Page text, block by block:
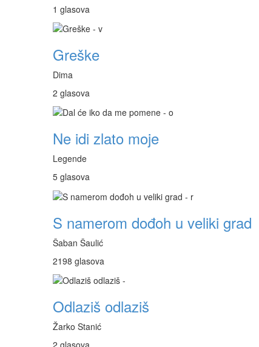
1 glasova
Greške
Dima
2 glasova
Ne idi zlato moje
Legende
5 glasova
S namerom dođoh u veliki grad
Šaban Šaulić
2198 glasova
Odlaziš odlaziš
Žarko Stanić
2 glasova